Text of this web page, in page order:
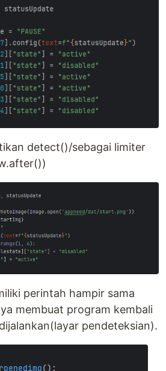
detect()/sebagai limiter
perintah hampir sama
membuat program kembali
pendeteksian).